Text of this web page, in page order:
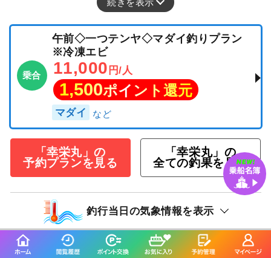
続きを表示
乗合
午前◇一つテンヤ◇マダイ釣りプラン
※冷凍エビ
11,000 円/人
1,500ポイント還元
マダイ
「幸栄丸」の
予約プランを見る
「幸栄丸」の
全ての釣果を見る
釣行当日の気象情報を表示